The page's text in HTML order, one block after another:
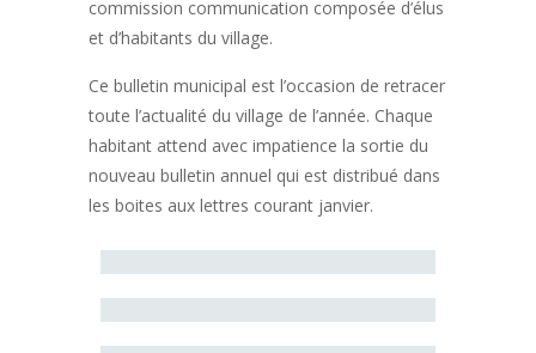
commission communication composée d’élus
et d’habitants du village.
Ce bulletin municipal est l’occasion de retracer
toute l’actualité du village de l’année. Chaque
habitant attend avec impatience la sortie du
nouveau bulletin annuel qui est distribué dans
les boites aux lettres courant janvier.